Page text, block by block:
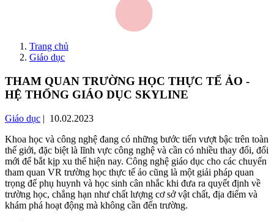
Trang chủ
Giáo dục
THAM QUAN TRƯỜNG HỌC THỰC TẾ ẢO -
HỆ THỐNG GIÁO DỤC SKYLINE
Giáo dục | 10.02.2023
Khoa học và công nghệ đang có những bước tiến vượt bậc trên toàn
thế giới, đặc biệt là lĩnh vực công nghệ và cần có nhiều thay đổi, đổi
mới để bắt kịp xu thế hiện nay. Công nghệ giáo dục cho các chuyến
tham quan VR trường học thực tế ảo cũng là một giải pháp quan
trọng để phụ huynh và học sinh cân nhắc khi đưa ra quyết định về
trường học, chẳng hạn như chất lượng cơ sở vật chất, địa điểm và
khám phá hoạt động mà không cần đến trường.